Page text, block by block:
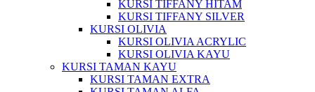
KURSI TIFFANY HITAM
KURSI TIFFANY SILVER
KURSI OLIVIA
KURSI OLIVIA ACRYLIC
KURSI OLIVIA KAYU
KURSI TAMAN KAYU
KURSI TAMAN EXTRA